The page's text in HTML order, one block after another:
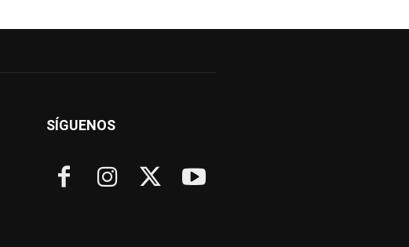
SÍGUENOS